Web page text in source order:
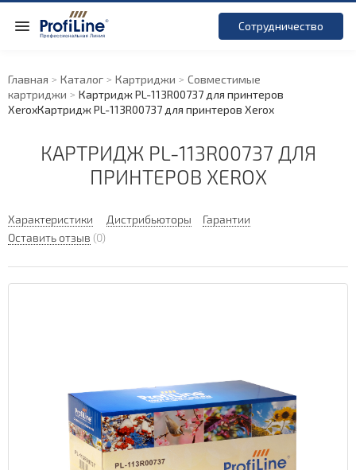
Сотрудничество
Главная Каталог Картриджи
Совместимые
картриджи
Картридж PL-113R00737 для принтеров
XeroxКартридж PL-113R00737 для принтеров Xerox
КАРТРИДЖ PL-113R00737 ДЛЯ
ПРИНТЕРОВ XEROX
Характеристики Дистрибьюторы
Гарантии
Оставить отзыв (0)